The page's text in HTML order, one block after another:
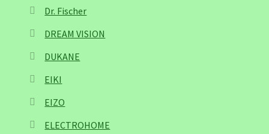
Dr. Fischer
DREAM VISION
DUKANE
EIKI
EIZO
ELECTROHOME